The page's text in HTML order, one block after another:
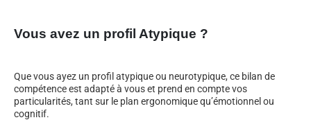
Vous avez un profil Atypique ?
Que vous ayez un profil atypique ou neurotypique, ce bilan de
compétence est adapté à vous et prend en compte vos
particularités, tant sur le plan ergonomique qu’émotionnel ou
cognitif.